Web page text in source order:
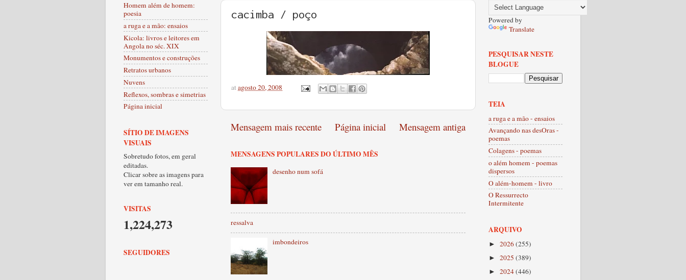
cacimba / poço
atagosto 20, 2008
Mensagem mais recente Mensagem antiga
Página inicial
MENSAGENS POPULARES DO ÚLTIMO MÊS
desenho num sofá
ressalva
imbondeiros
Homem além de homem:
poesia
a ruga e a mão: ensaios
Kicola: livros e leitores em
Angola no séc. XIX
Monumentos e construções
Retratos urbanos
Nuvens
Reflexos, sombras e simetrias
Página inicial
SÍTIO DE IMAGENS
VISUAIS
Sobretudo fotos, em geral
editadas.
Clicar sobre as imagens para
ver em tamanho real.
VISITAS
1,224,273
SEGUIDORES
Powered by
Translate
PESQUISAR NESTE
BLOGUE
TEIA
a ruga e a mão - ensaios
Avançando nas desOras -
poemas
Colagens - poemas
o além homem - poemas
dispersos
O além-homem - livro
O Ressurrecto
Intermitente
ARQUIVO
► 2026(255)
► 2025 (389)
► 2024(446)